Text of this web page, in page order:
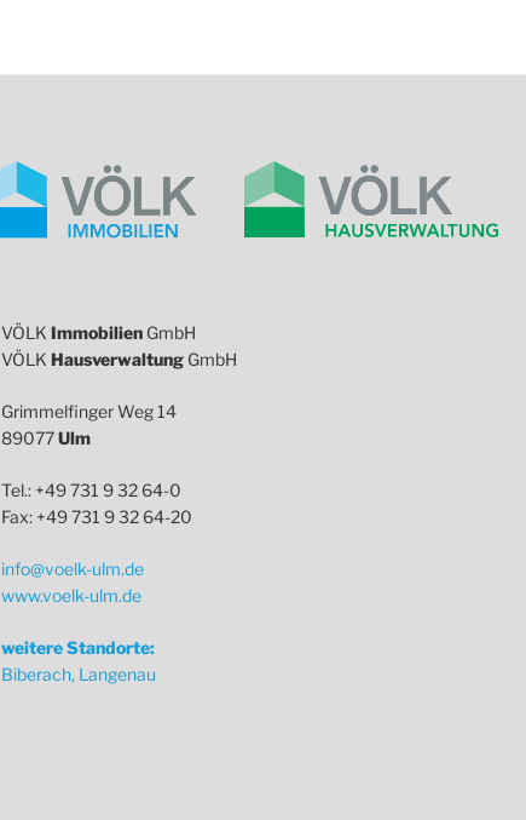
VÖLK Immobilien GmbH
VÖLK Hausverwaltung GmbH
Grimmelfinger Weg 14
89077Ulm
Tel.: +49 731 9 32 64-0
Fax: +49 731 9 32 64-20
info@voelk-ulm.de
www.voelk-ulm.de
weitere Standorte:
Biberach, Langenau